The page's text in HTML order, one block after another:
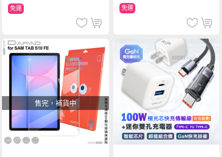
免運 免運
售完，補貨中